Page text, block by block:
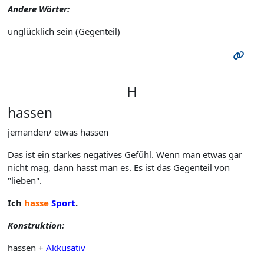
Andere Wörter:
unglücklich sein (Gegenteil)
H
hassen
jemanden/ etwas hassen
Das ist ein starkes negatives Gefühl. Wenn man etwas gar
nicht mag, dann hasst man es. Es ist das Gegenteil von
"lieben".
Ich hasse Sport.
Konstruktion:
hassen + Akkusativ